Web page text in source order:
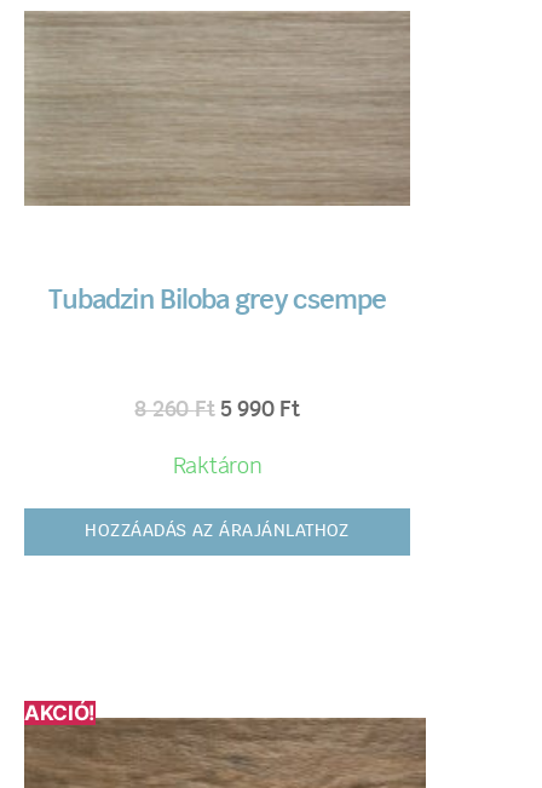
Tubadzin Biloba grey csempe
8 260Ft 5 990 Ft
Raktáron
HOZZÁADÁS AZ ÁRAJÁNLATHOZ
AKCIÓ!